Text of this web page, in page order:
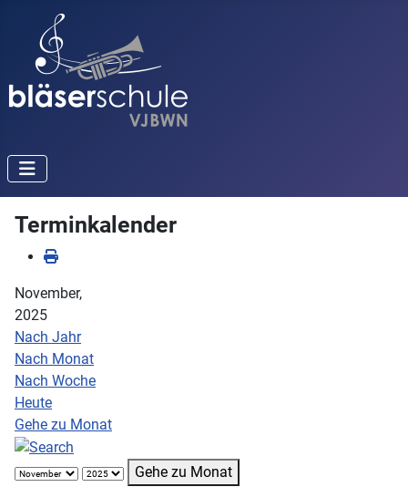
Terminkalender
November,
2025
Nach Jahr
Nach Monat
Nach Woche
Heute
Gehe zu Monat
Gehe zu Monat